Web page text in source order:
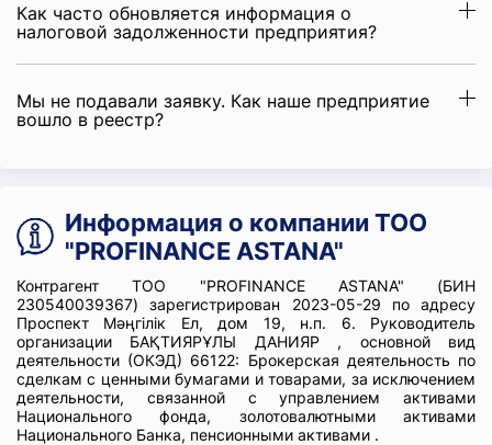
Как часто обновляется информация о
налоговой задолженности предприятия?
Мы не подавали заявку. Как наше предприятие
вошло в реестр?
Информация о компании ТОО
"PROFINANCE ASTANA"
Контрагент ТОО "PROFINANCE ASTANA" (БИН
230540039367) зарегистрирован 2023-05-29 по адресу
Проспект Мәңгілік Ел, дом 19, н.п. 6. Руководитель
организации БАҚТИЯРҰЛЫ ДАНИЯР , основной вид
деятельности (ОКЭД) 66122: Брокерская деятельность по
сделкам с ценными бумагами и товарами, за исключением
деятельности, связанной с управлением активами
Национального фонда, золотовалютными активами
Национального Банка, пенсионными активами .